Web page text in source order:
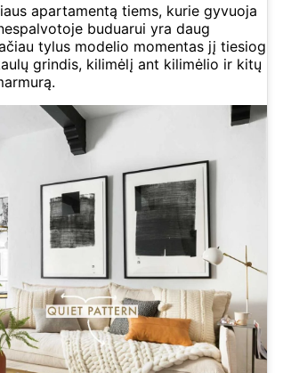
apartamentą tiems, kurie gyvuoja
buduarui yra daug
tylus modelio momentas jį tiesiog
grindis, kilimėlį ant kilimėlio ir kitų